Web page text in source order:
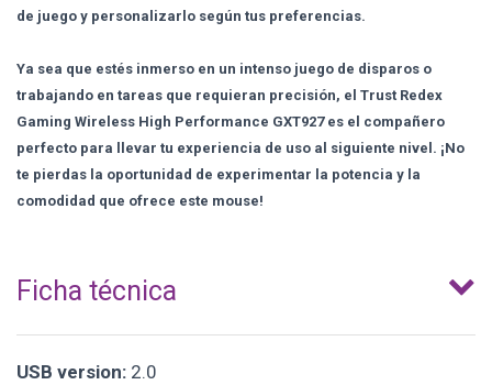
de juego y personalizarlo según tus preferencias.
Ya sea que estés inmerso en un intenso juego de disparos o
trabajando en tareas que requieran precisión, el Trust Redex
Gaming Wireless High Performance GXT927 es el compañero
perfecto para llevar tu experiencia de uso al siguiente nivel. ¡No
te pierdas la oportunidad de experimentar la potencia y la
comodidad que ofrece este mouse!
Ficha técnica
USB version: 2.0